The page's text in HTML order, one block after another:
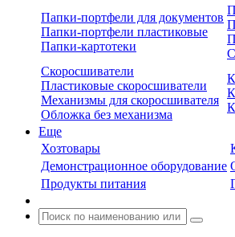
Папки-портфели для документов
Папки-портфели пластиковые
Папки-картотеки
Скоросшиватели
Пластиковые скоросшиватели
Механизмы для скоросшивателя
Обложка без механизма
Еще
Хозтовары
Демонстрационное оборудование
Продукты питания